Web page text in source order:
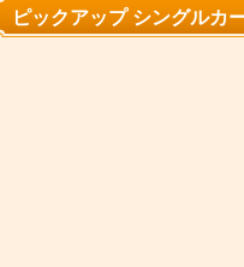
ピックアップ シングルカ